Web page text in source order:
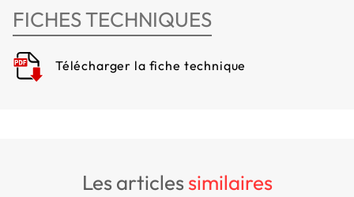
FICHES TECHNIQUES
Télécharger la fiche technique
les articlessimilaires